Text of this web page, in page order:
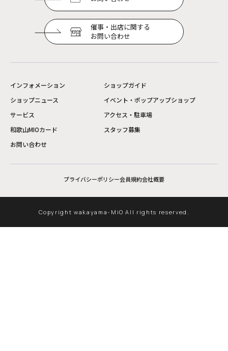
催事・出店に関する
お問い合わせ
インフォメーション
ショップガイド
ショップニュース
イベント・ポップアップショップ
サービス
アクセス・駐車場
和歌山MIOカード
スタッフ募集
お問い合わせ
プライバシーポリシー会員規約会社概要
Copyright wakayama-MiO All rights reserved.